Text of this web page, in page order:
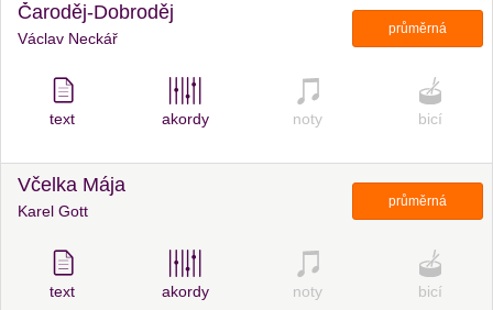
Čaroděj-Dobroděj
Václav Neckář
průměrná
text akordy noty bicí
Včelka Mája
Karel Gott
průměrná
text akordy noty bicí